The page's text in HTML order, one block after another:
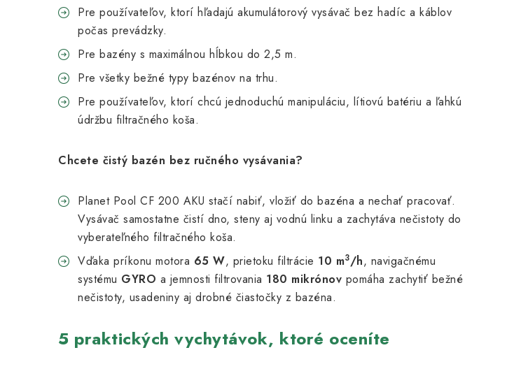
Pre používateľov, ktorí hľadajú akumulátorový vysávač bez hadíc a káblov
počas prevádzky.
Pre bazény s maximálnou hĺbkou do 2,5 m.
Pre všetky bežné typy bazénov na trhu.
Pre používateľov, ktorí chcú jednoduchú manipuláciu, lítiovú batériu a ľahkú
údržbu filtračného koša.
Chcete čistý bazén bez ručného vysávania?
Planet Pool CF 200 AKU stačí nabiť, vložiť do bazéna a nechať pracovať.
Vysávač samostatne čistí dno, steny aj vodnú linku a zachytáva nečistoty do
vyberateľného filtračného koša.
Vďaka príkonu motora 65 W, prietoku filtrácie 10 m3/h, navigačnému
systému GYRO a jemnosti filtrovania 180 mikrónov pomáha zachytiť bežné
nečistoty, usadeniny aj drobné čiastočky z bazéna.
5 praktických vychytávok, ktoré oceníte